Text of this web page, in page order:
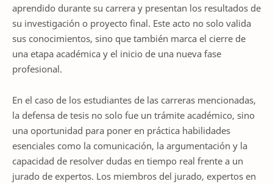
aprendido durante su carrera y presentan los resultados de
su investigación o proyecto final. Este acto no solo valida
sus conocimientos, sino que también marca el cierre de
una etapa académica y el inicio de una nueva fase
profesional.
En el caso de los estudiantes de las carreras mencionadas,
la defensa de tesis no solo fue un trámite académico, sino
una oportunidad para poner en práctica habilidades
esenciales como la comunicación, la argumentación y la
capacidad de resolver dudas en tiempo real frente a un
jurado de expertos. Los miembros del jurado, expertos en